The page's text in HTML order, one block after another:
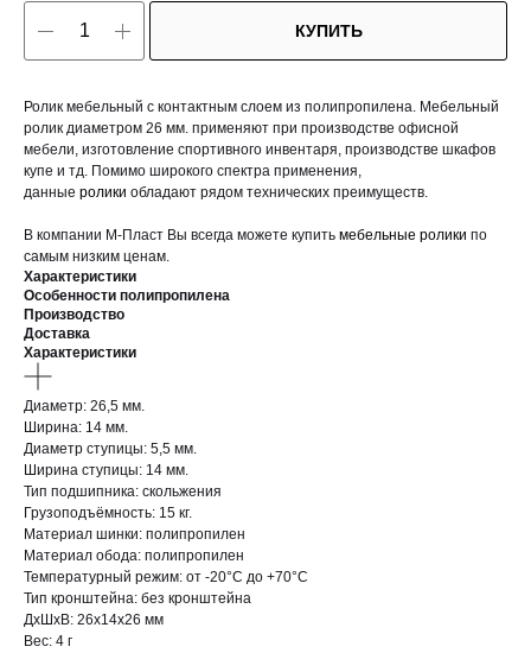
КУПИТЬ
Ролик мебельный с контактным слоем из полипропилена. Мебельный
ролик диаметром 26 мм. применяют при производстве офисной
мебели, изготовление спортивного инвентаря, производстве шкафов
купе и тд. Помимо широкого спектра применения,
данные ролики обладают рядом технических преимуществ.
В компании М-Пласт Вы всегда можете купить мебельные ролики по
самым низким ценам.
Характеристики
Особенности полипропилена
Производство
Доставка
Характеристики
Диаметр: 26,5 мм.
Ширина: 14 мм.
Диаметр ступицы: 5,5 мм.
Ширина ступицы: 14 мм.
Тип подшипника: скольжения
Грузоподъёмность: 15 кг.
Материал шинки: полипропилен
Материал обода: полипропилен
Температурный режим: от -20°С до +70°С
Тип кронштейна: без кронштейна
ДxШxВ: 26x14x26 мм
Вес: 4 г